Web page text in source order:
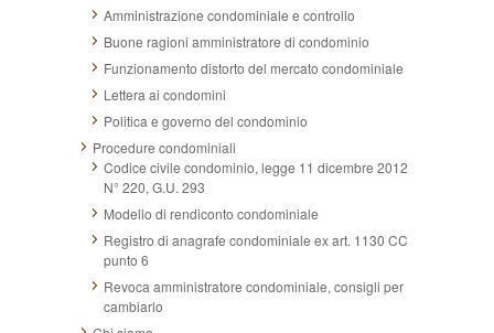
Amministrazione condominiale e controllo
Buone ragioni amministratore di condominio
Funzionamento distorto del mercato condominiale
Lettera ai condomini
Politica e governo del condominio
Procedure condominiali
Codice civile condominio, legge 11 dicembre 2012
N° 220, G.U. 293
Modello di rendiconto condominiale
Registro di anagrafe condominiale ex art. 1130 CC
punto 6
Revoca amministratore condominiale, consigli per
cambiarlo